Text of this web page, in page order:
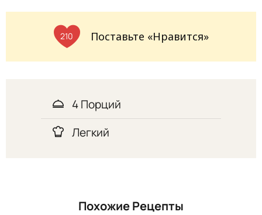
210 Поставьте «Нравится»
4 Порций
Легкий
Похожие Рецепты